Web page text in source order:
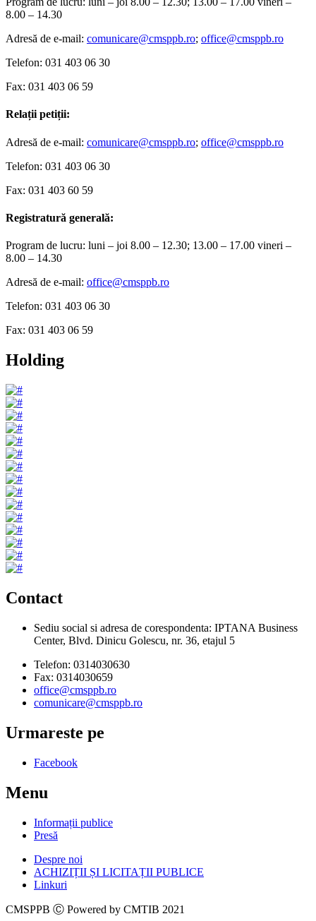
8.00 – 14.30
Adresă de e-mail: comunicare@cmsppb.ro; office@cmsppb.ro
Telefon: 031 403 06 30
Fax: 031 403 06 59
Relații petiții:
Adresă de e-mail: comunicare@cmsppb.ro; office@cmsppb.ro
Telefon: 031 403 06 30
Fax: 031 403 60 59
Registratură generală:
Program de lucru: luni – joi 8.00 – 12.30; 13.00 – 17.00 vineri –
8.00 – 14.30
Adresă de e-mail: office@cmsppb.ro
Telefon: 031 403 06 30
Fax: 031 403 06 59
Holding
Contact
Sediu social si adresa de corespondenta: IPTANA Business
Center, Blvd. Dinicu Golescu, nr. 36, etajul 5
Telefon: 0314030630
Fax: 0314030659
office@cmsppb.ro
comunicare@cmsppb.ro
Urmareste pe
Facebook
Menu
Informații publice
Presă
Despre noi
ACHIZIȚII ȘI LICITAȚII PUBLICE
Linkuri
CMSPPB Ⓒ Powered by CMTIB 2021